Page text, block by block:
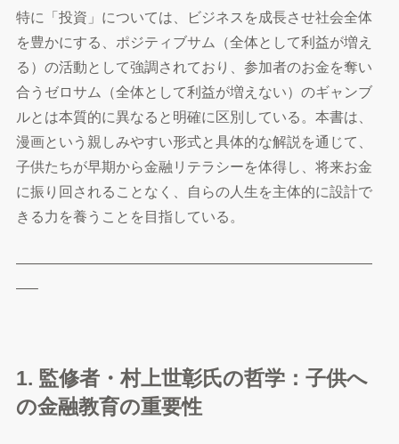
特に「投資」については、ビジネスを成長させ社会全体
を豊かにする、ポジティブサム（全体として利益が増え
る）の活動として強調されており、参加者のお金を奪い
合うゼロサム（全体として利益が増えない）のギャンブ
ルとは本質的に異なると明確に区別している。本書は、
漫画という親しみやすい形式と具体的な解説を通じて、
子供たちが早期から金融リテラシーを体得し、将来お金
に振り回されることなく、自らの人生を主体的に設計で
きる力を養うことを目指している。
—————————————————————————
—–
1. 監修者・村上世彰氏の哲学：子供へ
の金融教育の重要性